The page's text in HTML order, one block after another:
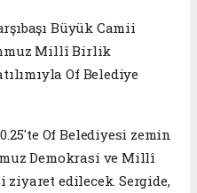
Büyük Camii
Millî Birlik
Of Belediye
Of Belediyesi zemin
Demokrasi ve Millî
edilecek. Sergide,